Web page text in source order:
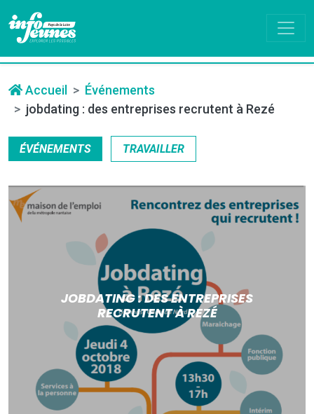
Accueil
Événements
jobdating : des entreprises recrutent à Rezé
ÉVÉNEMENTS TRAVAILLER
JOBDATING : DES ENTREPRISES
RECRUTENT À REZÉ